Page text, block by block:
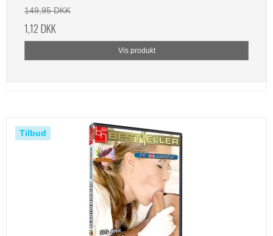
149,95 DKK
1,12 DKK
Vis produkt
Tilbud